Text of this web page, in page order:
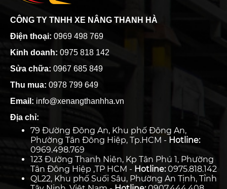
CÔNG TY TNHH XE NÂNG THANH HÀ
Điện thoại: 0969 498 769
Kinh doanh: 0975 818 142
Sửa chữa: 0967 685 849
Thu mua: 0978 799 649
Email: info@xenangthanhha.vn
Địa chỉ:
79 Đường Đông An, Khu phố Đông An,
Phường Tân Đông Hiệp, Tp.HCM - Hotline:
0969.498.769
123 Đường Thanh Niên, Kp Tân Phú 1, Phường
Tân Đông Hiệp ,TP HCM - Hotline:0975.818.142
QL22, Khu phố Suối Sâu, Phường An Tịnh, Tỉnh